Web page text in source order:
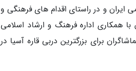
ایران و در راستای اقدام های فرهنگی و
همکاری اداره فرهنگ و ارشاد اسلامی
برای بزرگترین دربی قاره آسیا در